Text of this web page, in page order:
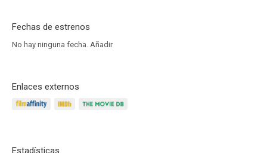
Fechas de estrenos
No hay ninguna fecha. Añadir
Enlaces externos
Estadísticas